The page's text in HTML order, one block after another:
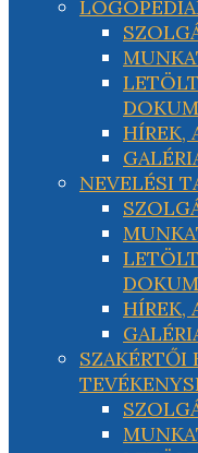
HÍREK,
NEVELÉSI
HÍREK,
SZAKÉRTŐI